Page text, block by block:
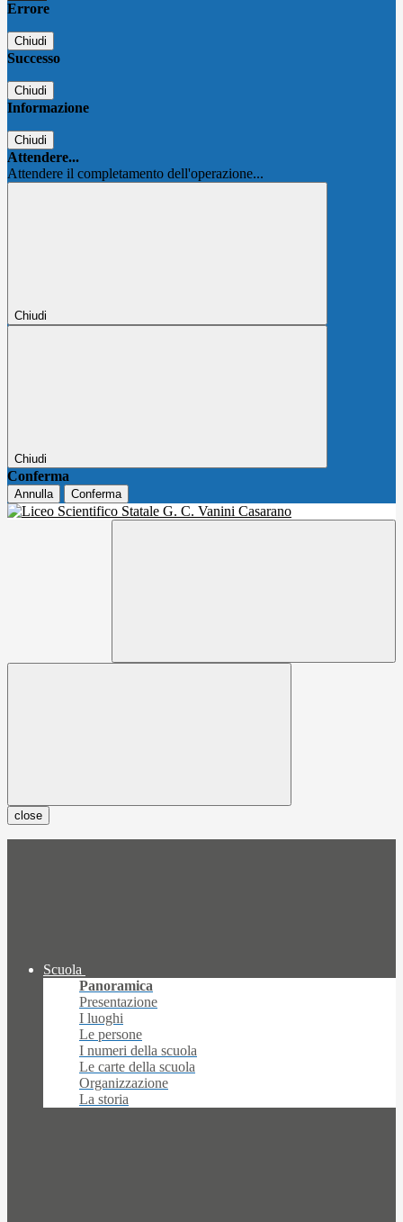
Errore
Chiudi
Successo
Chiudi
Informazione
Chiudi
Attendere...
Attendere il completamento dell'operazione...
Chiudi
Chiudi
Conferma
Annulla Conferma
close
Scuola
Panoramica
Presentazione
I luoghi
Le persone
I numeri della scuola
Le carte della scuola
Organizzazione
La storia